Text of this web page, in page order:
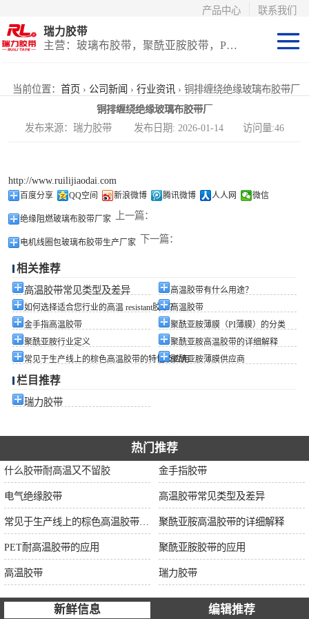
联系我们
产品中心
瑞力胶带
主营：玻璃布胶带，聚酰亚胺胶带，PET高温胶带，耐高温保护膜
当前位置： 首页 › 公司新闻 › 行业资讯 › 铜排缠绕绝缘玻璃布胶带厂
铜排缠绕绝缘玻璃布胶带厂
发布来源：瑞力胶带 发布日期: 2026-01-14 访问量:46
http://www.ruilijiaodai.com
百度分享 QQ空间 新浪微博 腾讯微博 人人网 微信
上一篇：
绝缘阻燃玻璃布胶带厂家
下一篇：
电机线圈包玻璃布胶带生产厂家
相关推荐
高温胶带常见类型及差异
高温胶带有什么用途？
如何选择适合您行业的高温 resistant胶带？高温胶带
金手指高温胶带
聚酰亚胺薄膜（PI薄膜）的分类
聚酰亚胺行业定义
聚酰亚胺高温胶带的详细解释
常见于生产线上的棕色高温胶带的特性及应用聚酰亚胺薄膜供应商
栏目推荐
瑞力胶带
热门推荐
什么胶带耐高温又不留胶 金手指胶带
电气绝缘胶带 高温胶带常见类型及差异
聚酰亚胺高温胶带的详细解释
PET耐高温胶带的应用 聚酰亚胺胶带的应用
高温胶带 瑞力胶带
新鲜信息 编辑推荐
聚酰亚胺系列
玻璃布胶带（特
（保护膜）
等离子热喷涂胶
带
防火陶瓷化硅胶
带